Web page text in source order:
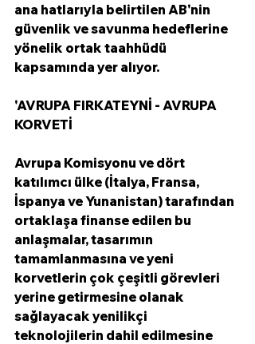
ana hatlarıyla belirtilen AB'nin
güvenlik ve savunma hedeflerine
yönelik ortak taahhüdü
kapsamında yer alıyor.
'AVRUPA FIRKATEYNİ - AVRUPA
KORVETİ
Avrupa Komisyonu ve dört
katılımcı ülke (İtalya, Fransa,
İspanya ve Yunanistan) tarafından
ortaklaşa finanse edilen bu
anlaşmalar, tasarımın
tamamlanmasına ve yeni
korvetlerin çok çeşitli görevleri
yerine getirmesine olanak
sağlayacak yenilikçi
teknolojilerin dahil edilmesine